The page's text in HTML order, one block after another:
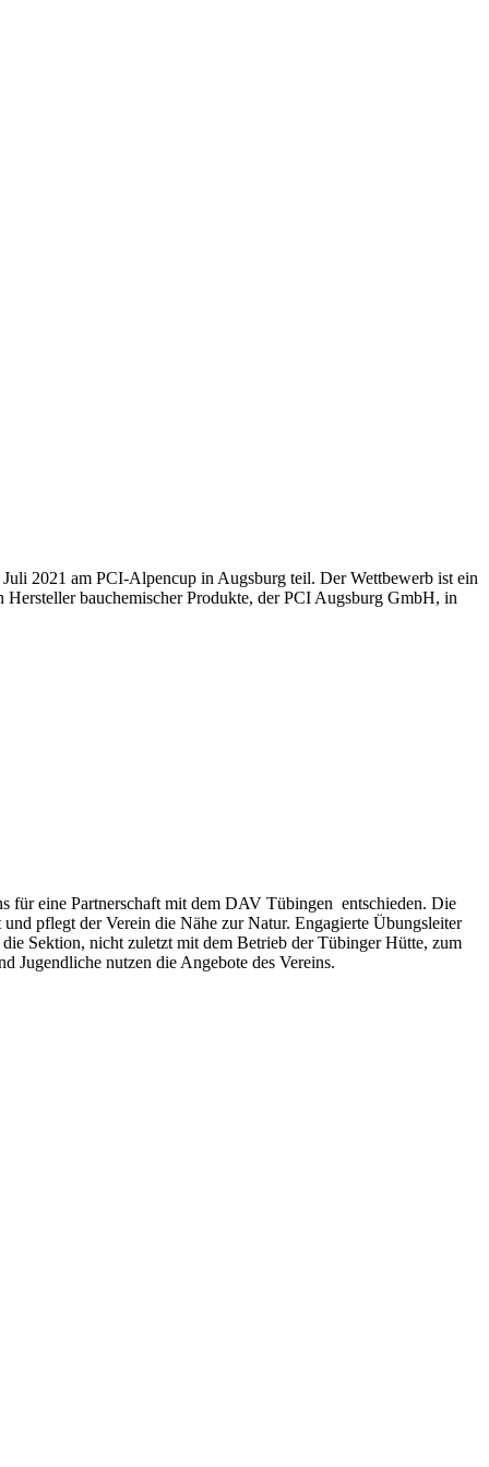
2021 am PCI-Al­pen­cup in Augs­burg teil. Der Wett­be­werb ist ein
bau­che­mi­scher Pro­duk­te, der PCI Augs­burg GmbH, in
für eine Partnerschaft mit dem DAV Tübingen entschieden. Die
pflegt der Verein die Nähe zur Natur. Engagierte Übungsleiter
Sektion, nicht zuletzt mit dem Betrieb der Tübinger Hütte, zum
Jugendliche nutzen die Angebote des Vereins.